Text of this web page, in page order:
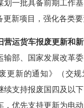
划一批具备前期工作
新项目，强化各类要
营运货车报废更新和
输部、国家发展改革
更新的通知》（交规
续支持报废国四及以
，优先支持更新为电